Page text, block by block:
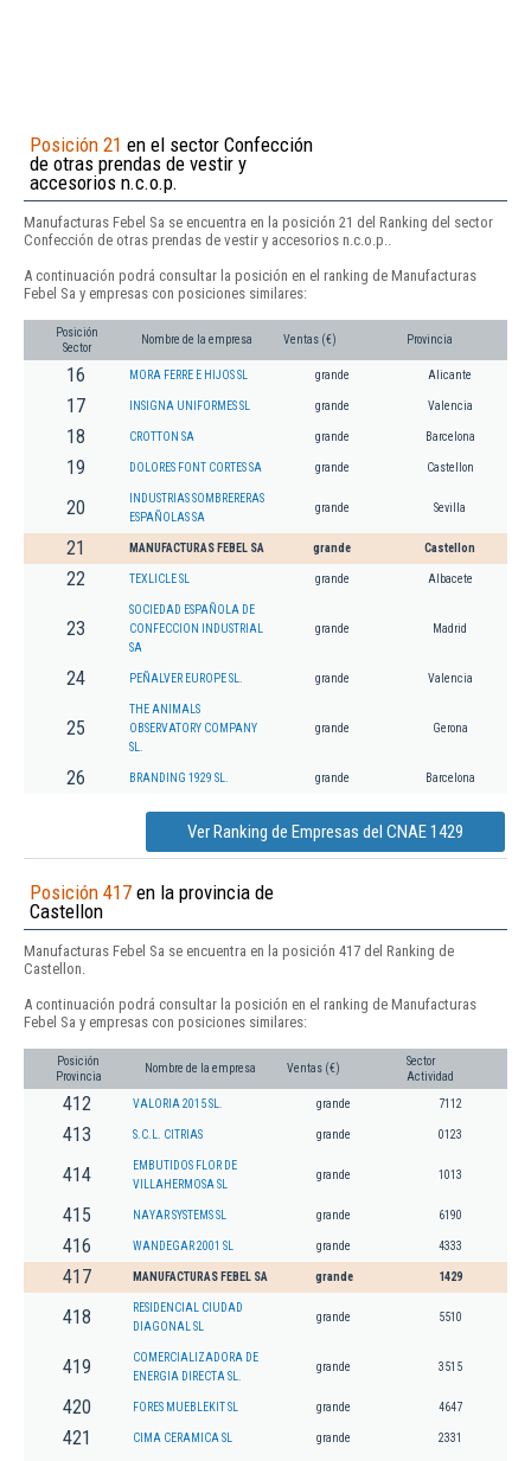
Posición 21 en el sector Confección
de otras prendas de vestir y
accesorios n.c.o.p.
Manufacturas Febel Sa se encuentra en la posición 21 del Ranking del sector
Confección de otras prendas de vestir y accesorios n.c.o.p..
A continuación podrá consultar la posición en el ranking de Manufacturas
Febel Sa y empresas con posiciones similares:
Posición
Sector
Nombre de la empresa Ventas (€) Provincia
16 MORA FERRE E HIJOS SL grande Alicante
17 INSIGNA UNIFORMES SL grande Valencia
18 CROTTON SA grande Barcelona
19 DOLORES FONT CORTES SA grande Castellon
20
INDUSTRIAS SOMBRERERAS
ESPAÑOLAS SA
grande Sevilla
21 MANUFACTURAS FEBEL SA grande Castellon
22 TEXLICLE SL grande Albacete
23
SOCIEDAD ESPAÑOLA DE
CONFECCION INDUSTRIAL
SA
grande Madrid
24 PEÑALVER EUROPE SL. grande Valencia
25
THE ANIMALS
OBSERVATORY COMPANY
SL.
grande Gerona
26 BRANDING 1929 SL. grande Barcelona
Ver Ranking de Empresas del CNAE 1429
Posición 417 en la provincia de
Castellon
Manufacturas Febel Sa se encuentra en la posición 417 del Ranking de
Castellon.
A continuación podrá consultar la posición en el ranking de Manufacturas
Febel Sa y empresas con posiciones similares:
Posición
Provincia
Nombre de la empresa Ventas (€)
Sector
Actividad
412 VALORIA 2015 SL. grande 7112
413 S.C.L. CITRIAS grande 0123
414
EMBUTIDOS FLOR DE
VILLAHERMOSA SL
grande 1013
415 NAYAR SYSTEMS SL grande 6190
416 WANDEGAR 2001 SL grande 4333
417 MANUFACTURAS FEBEL SA grande 1429
418
RESIDENCIAL CIUDAD
DIAGONAL SL
grande 5510
419
COMERCIALIZADORA DE
ENERGIA DIRECTA SL.
grande 3515
420 FORES MUEBLEKIT SL grande 4647
421 CIMA CERAMICA SL grande 2331